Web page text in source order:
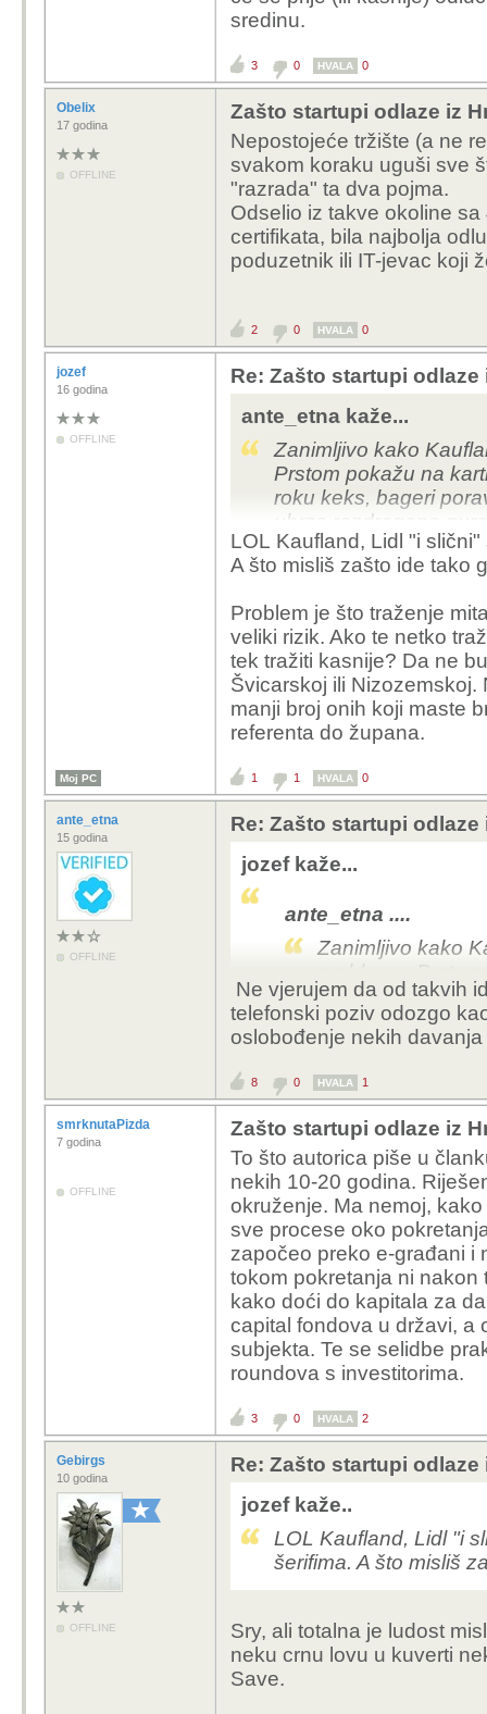
sredinu.
3 0 HVALA 0
Obelix
17 godina
OFFLINE
Zašto startupi odlaze iz
Nepostojeće tržište (a ne
svakom koraku uguši sve
"razrada" ta dva pojma.
Odselio iz takve okoline
certifikata, bila najbolja
poduzetnik ili IT-jevac koji
2 0 HVALA 0
jozef
16 godina
OFFLINE
Re: Zašto startupi
ante_etna kaže...
Zanimljivo kako
Prstom pokažu na
roku keks, bageri
ubrzo razdragano
šerifa.
LOL Kaufland, Lidl "i
A što misliš zašto ide tako
Problem je što traženje
veliki rizik. Ako te netko
tek tražiti kasnije? Da ne
Švicarskoj ili
manji broj onih koji maste
referenta do župana.
Moj PC 1 1 HVALA 0
ante_etna
15 godina
OFFLINE
Re: Zašto startupi
jozef kaže...
ante_etna ....
Zanimljivo kako
problema.
zemljišne knjige
pristupna cesta i
kolica. Nikakvih
LOL Kaufland, Lidl "i
šerifima. A što misliš
Problem je što
dosta veliki rizik. Ako
povući što će tek
i u Švedskoj i u
imune na to, samo je
podmazat sve, od
Ne vjerujem da od takvih
telefonski poziv odozgo
oslobođenje nekih
8 0 HVALA 1
smrknutaPizda
7 godina
OFFLINE
Zašto startupi odlaze iz
To što autorica piše u
nekih 10-20 godina.
okruženje. Ma nemoj,
sve procese oko
započeo preko e-građani i
tokom pokretanja ni nakon
kako doći do kapitala za
capital fondova u državi, a
subjekta. Te se selidbe
roundova s investitorima.
3 0 HVALA 2
Gebirgs
10 godina
OFFLINE
Re: Zašto startupi
jozef kaže..
LOL Kaufland, Lidl "i
šerifima. A što misliš
Sry, ali totalna je ludost
neku crnu lovu u kuverti
Save.